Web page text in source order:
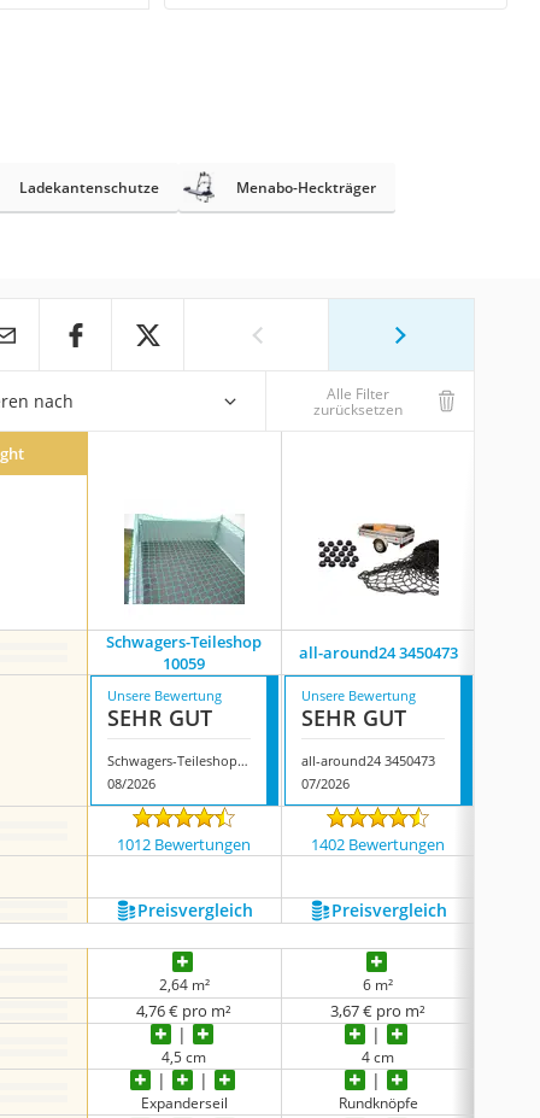
Ladekantenschutze Menabo-Heckträger
nach Alle Filter
zurücksetzen
Schwagers-Teileshop
10059
all-around24 3450473
Unsere Bewertung
SEHR GUT
Schwagers-Teileshop 10059
08/2026
Unsere Bewertung
SEHR GUT
all-around24 3450473
07/2026
1012 Bewertungen 1402 Bewertungen
Preis­vergleich Preis­vergleich
2,64 m² 6 m²
4,76 € pro m² 3,67 € pro m²
4,5 cm 4 cm
Expanderseil Rundknöpfe